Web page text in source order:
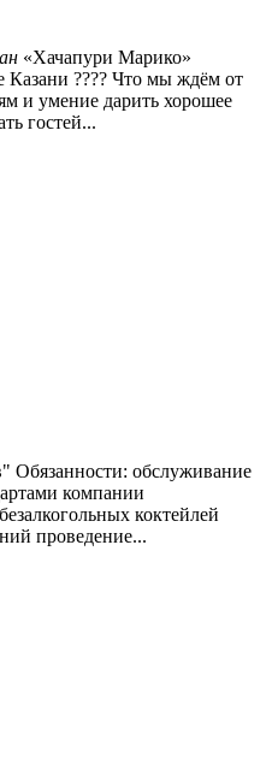
«Хачапури Марико»
????️ Что мы ждём от
и умение дарить хорошее
гостей...
Обязанности: обслуживание
компании
коктейлей
проведение...